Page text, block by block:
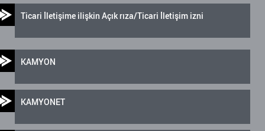
Ticari İletişime ilişkin Açık rıza/Ticari İletişim izni
KAMYON
KAMYONET